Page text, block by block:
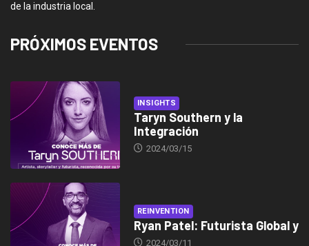
de la industria local.
PRÓXIMOS EVENTOS
INSIGHTS
Taryn Southern y la
Integración
2024/03/15
REINVENTION
Ryan Patel: Futurista Global y
2024/03/11